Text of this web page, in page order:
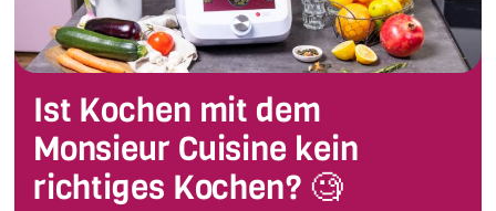
Ist Kochen mit dem
Monsieur Cuisine kein
richtiges Kochen? 🧐